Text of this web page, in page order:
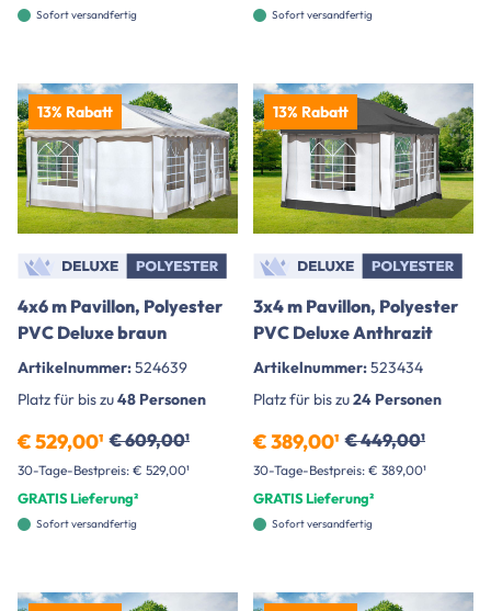
Sofort versandfertig Sofort versandfertig
13% Rabatt
4x6 m Pavillon, Polyester
PVC Deluxe braun
Artikelnummer:524639
Platz für bis zu48 Personen
€ 529,00¹ € 609,00¹
30-Tage-Bestpreis: € 529,00¹
GRATIS Lieferung²
Sofort versandfertig
13% Rabatt
3x4 m Pavillon, Polyester
PVC Deluxe Anthrazit
Artikelnummer:523434
Platz für bis zu24 Personen
€ 389,00¹ € 449,00¹
30-Tage-Bestpreis: € 389,00¹
GRATIS Lieferung²
Sofort versandfertig